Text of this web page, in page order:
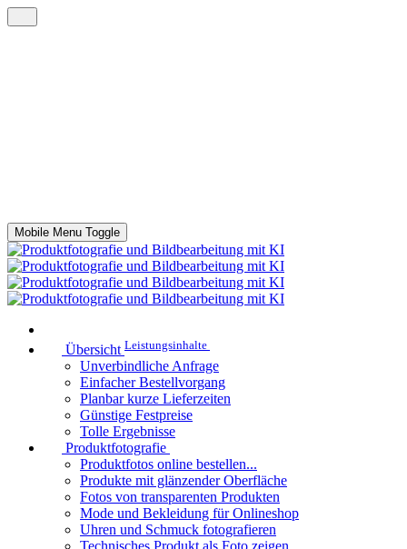
Mobile Menu Toggle
Übersicht Leistungsinhalte
Unverbindliche Anfrage
Einfacher Bestellvorgang
Planbar kurze Lieferzeiten
Günstige Festpreise
Tolle Ergebnisse
Produktfotografie
Produktfotos online bestellen...
Produkte mit glänzender Oberfläche
Fotos von transparenten Produkten
Mode und Bekleidung für Onlineshop
Uhren und Schmuck fotografieren